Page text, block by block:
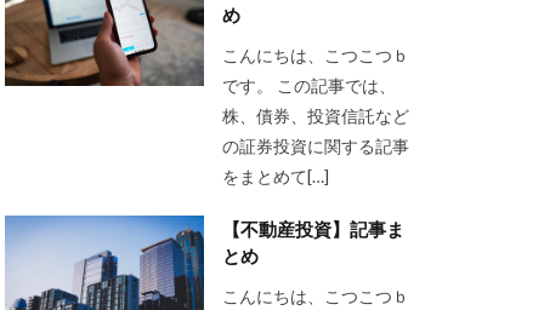
め
こんにちは、こつこつｂ
です。 この記事では、
株、債券、投資信託など
の証券投資に関する記事
をまとめて[…]
【不動産投資】記事ま
とめ
こんにちは、こつこつｂ